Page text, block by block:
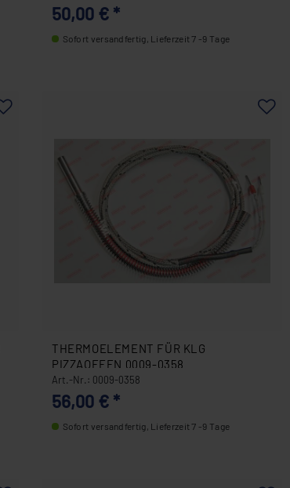
50,00 € *
Sofort versandfertig, Lieferzeit 7 -9 Tage
THERMOELEMENT FÜR KLG
PIZZAOFFEN 0009-0358
Art.-Nr.: 0009-0358
56,00 € *
Sofort versandfertig, Lieferzeit 7 -9 Tage